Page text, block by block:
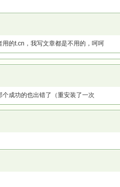
的t.cn，我写文章都是不用的，呵呵
成功的也出错了（重安装了一次